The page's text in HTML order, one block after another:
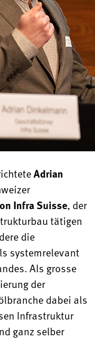
Adrian
Infra Suisse, der
tätigen
die
systemrelevant
Als grosse
der
dabei als
Infrastruktur
ganz selber